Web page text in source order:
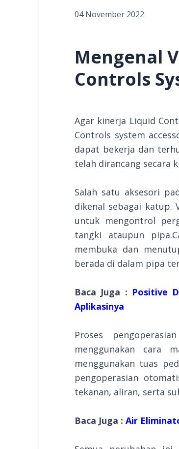
04 November 2022
Mengenal
Controls
Agar kinerja Liquid
Controls system
dapat bekerja dan
telah dirancang secara
Salah satu aksesori
dikenal sebagai katup.
untuk mengontrol
tangki ataupun
membuka dan
berada di dalam pipa
Baca Juga : Positive
Aplikasinya
Proses
menggunakan cara
menggunakan tuas
pengoperasian
tekanan, aliran, serta
Baca Juga : Air